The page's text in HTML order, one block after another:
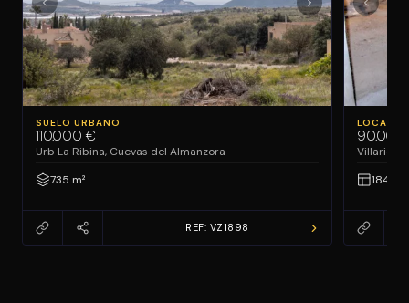
SUELO URBANO
110.000 €
Urb La Ribina, Cuevas del Almanzora
735 m²
REF: VZ1898
90.000
184 m²